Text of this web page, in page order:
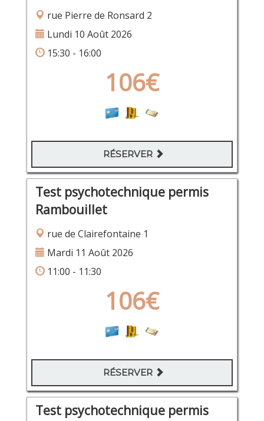
rue Pierre de Ronsard 2
Lundi 10 Août 2026
15:30 - 16:00
106€
RÉSERVER
Test psychotechnique permis
Rambouillet
rue de Clairefontaine 1
Mardi 11 Août 2026
11:00 - 11:30
106€
RÉSERVER
Test psychotechnique permis